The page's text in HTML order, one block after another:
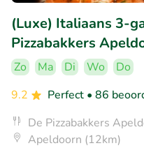
(Luxe) Italiaans 3-
Pizzabakkers
Zo Ma Di Wo
Do
9.2
Perfect • 86
De Pizzabakkers
Apeldoorn (12km)